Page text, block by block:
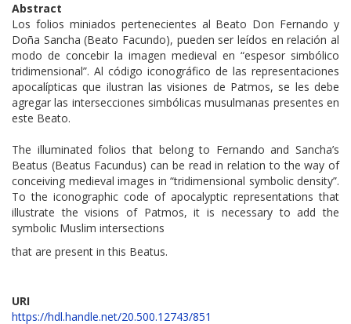
Abstract
Los folios miniados pertenecientes al Beato Don Fernando y
Doña Sancha (Beato Facundo), pueden ser leídos en relación al
modo de concebir la imagen medieval en “espesor simbólico
tridimensional”. Al código iconográfico de las representaciones
apocalípticas que ilustran las visiones de Patmos, se les debe
agregar las intersecciones simbólicas musulmanas presentes en
este Beato.
The illuminated folios that belong to Fernando and Sancha’s
Beatus (Beatus Facundus) can be read in relation to the way of
conceiving medieval images in “tridimensional symbolic density”.
To the iconographic code of apocalyptic representations that
illustrate the visions of Patmos, it is necessary to add the
symbolic Muslim intersections
that are present in this Beatus.
URI
https://hdl.handle.net/20.500.12743/851